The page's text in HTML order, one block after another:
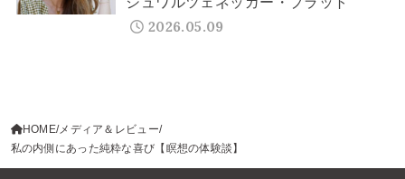
2026.05.09
HOME メディア＆レビュー
私の内側にあった純粋な喜び【瞑想の体験談】